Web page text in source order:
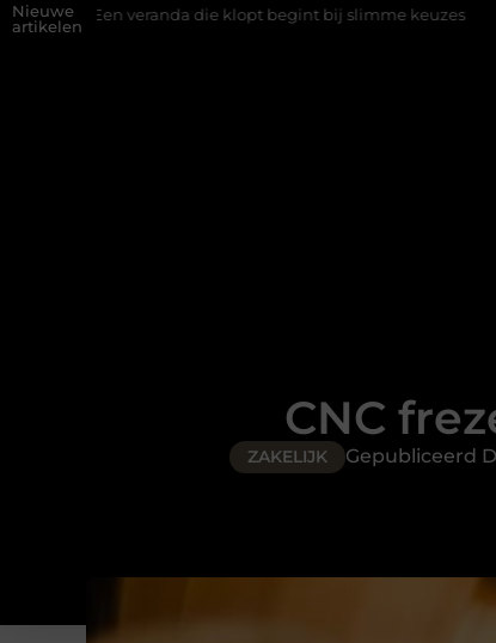
Nieuwe
artikelen
die klopt begint bij slimme keuzes Waarom
CNC
ZAKELIJK Gepubliceerd